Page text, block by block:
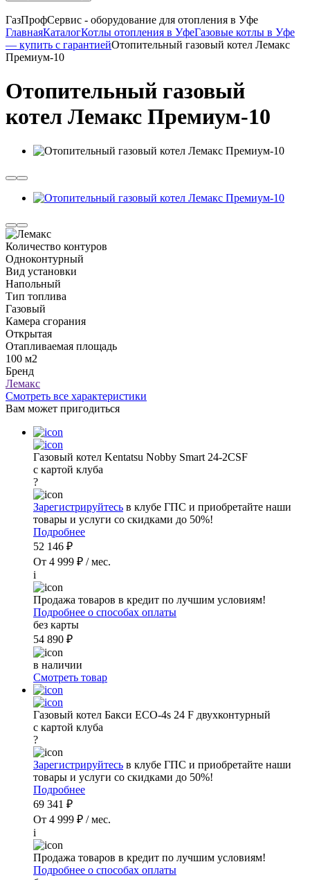
ГазПрофСервис - оборудование для отопления в Уфе
ГлавнаяКаталогКотлы отопления в УфеГазовые котлы в Уфе
— купить с гарантиейОтопительный газовый котел Лемакс
Премиум-10
Отопительный газовый
котел Лемакс Премиум-10
Количество контуров
Одноконтурный
Вид установки
Напольный
Тип топлива
Газовый
Камера сгорания
Открытая
Отапливаемая площадь
100 м2
Бренд
Лемакс
Смотреть все характеристики
Вам может пригодиться
Газовый котел Kentatsu Nobby Smart 24-2CSF
с картой клуба
?
Зарегистрируйтесь в клубе ГПС и приобретайте наши
товары и услуги со скидками до 50%!
Подробнее
52 146 ₽
От 4 999 ₽ / мес.
i
Продажа товаров в кредит по лучшим условиям!
Подробнее о способах оплаты
без карты
54 890 ₽
в наличии
Смотреть товар
Газовый котел Бакси ECO-4s 24 F двухконтурный
с картой клуба
?
Зарегистрируйтесь в клубе ГПС и приобретайте наши
товары и услуги со скидками до 50%!
Подробнее
69 341 ₽
От 4 999 ₽ / мес.
i
Продажа товаров в кредит по лучшим условиям!
Подробнее о способах оплаты